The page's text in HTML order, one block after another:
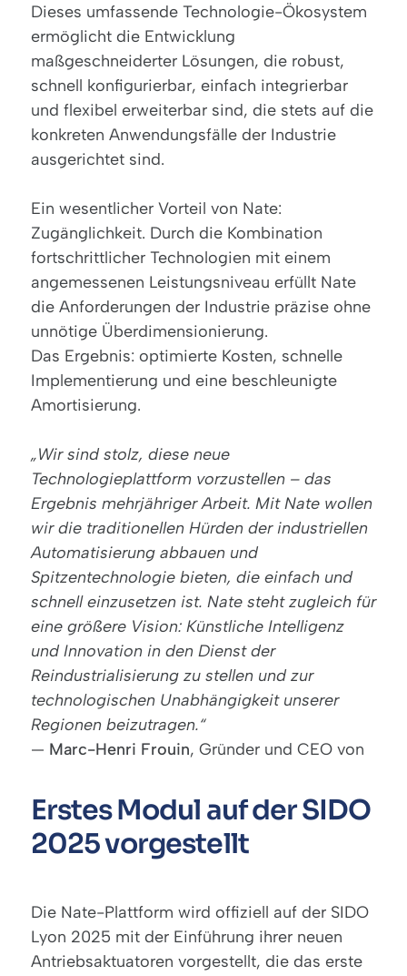
Dieses umfassende Technologie-Ökosystem
ermöglicht die Entwicklung
maßgeschneiderter Lösungen, die robust,
schnell konfigurierbar, einfach integrierbar
und flexibel erweiterbar sind, die stets auf die
konkreten Anwendungsfälle der Industrie
ausgerichtet sind.
Ein wesentlicher Vorteil von Nate:
Zugänglichkeit. Durch die Kombination
fortschrittlicher Technologien mit einem
angemessenen Leistungsniveau erfüllt Nate
die Anforderungen der Industrie präzise ohne
unnötige Überdimensionierung.
Das Ergebnis: optimierte Kosten, schnelle
Implementierung und eine beschleunigte
Amortisierung.
„Wir sind stolz, diese neue
Technologieplattform vorzustellen – das
Ergebnis mehrjähriger Arbeit. Mit Nate wollen
wir die traditionellen Hürden der industriellen
Automatisierung abbauen und
Spitzentechnologie bieten, die einfach und
schnell einzusetzen ist. Nate steht zugleich für
eine größere Vision: Künstliche Intelligenz
und Innovation in den Dienst der
Reindustrialisierung zu stellen und zur
technologischen Unabhängigkeit unserer
Regionen beizutragen.“
— Marc-Henri Frouin, Gründer und CEO von
Erstes Modul auf der SIDO
2025 vorgestellt
Die Nate-Plattform wird offiziell auf der SIDO
Lyon 2025 mit der Einführung ihrer neuen
Antriebsaktuatoren vorgestellt, die das erste